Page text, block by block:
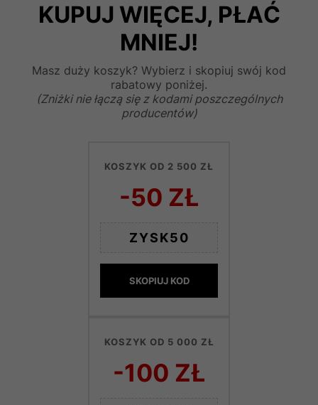
KUPUJ WIĘCEJ, PŁAĆ
MNIEJ!
Masz duży koszyk? Wybierz i skopiuj swój kod
rabatowy poniżej.
(Zniżki nie łączą się z kodami poszczególnych
producentów)
KOSZYK OD 2 500 ZŁ
-50 ZŁ
ZYSK50
SKOPIUJ KOD
KOSZYK OD 5 000 ZŁ
-100 ZŁ